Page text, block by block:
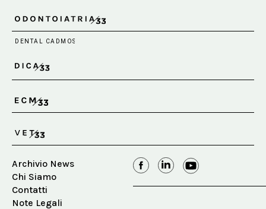
Archivio News
Chi Siamo
Contatti
Note Legali